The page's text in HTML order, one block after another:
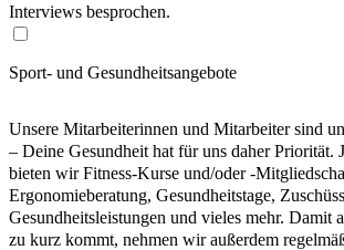
Interviews besprochen.
Sport- und Gesundheitsangebote
Unsere Mitarbeiterinnen und Mitarbeiter sind
– Deine Gesundheit hat für uns daher Priorität.
bieten wir Fitness-Kurse und/oder -
Ergonomieberatung, Gesundheitstage,
Gesundheitsleistungen und vieles mehr. Damit
zu kurz kommt, nehmen wir außerdem